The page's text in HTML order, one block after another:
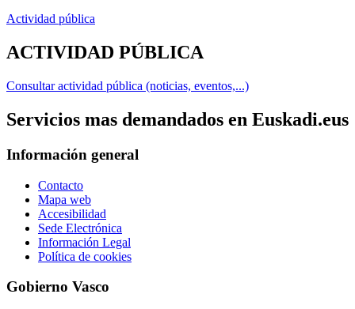
Actividad pública
ACTIVIDAD PÚBLICA
Consultar actividad pública (noticias, eventos,...)
Servicios mas demandados en Euskadi.eus
Información general
Contacto
Mapa web
Accesibilidad
Sede Electrónica
Información Legal
Política de cookies
Gobierno Vasco